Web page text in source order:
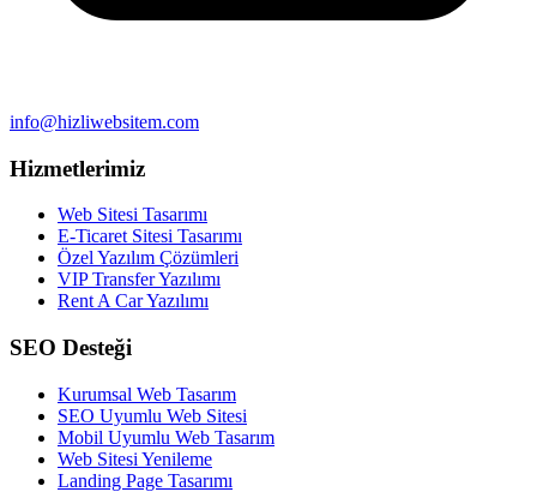
info@hizliwebsitem.com
Hizmetlerimiz
Web Sitesi Tasarımı
E-Ticaret Sitesi Tasarımı
Özel Yazılım Çözümleri
VIP Transfer Yazılımı
Rent A Car Yazılımı
SEO Desteği
Kurumsal Web Tasarım
SEO Uyumlu Web Sitesi
Mobil Uyumlu Web Tasarım
Web Sitesi Yenileme
Landing Page Tasarımı